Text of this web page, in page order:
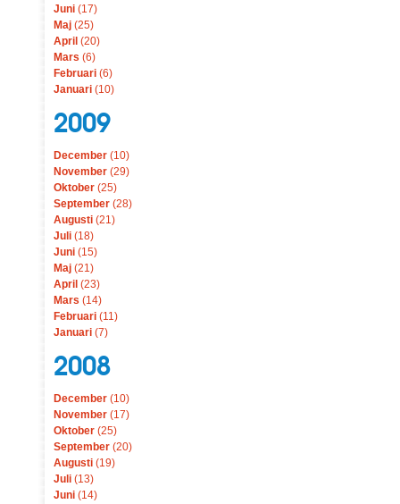
Juni (17)
Maj (25)
April (20)
Mars (6)
Februari (6)
Januari (10)
2009
December (10)
November (29)
Oktober (25)
September (28)
Augusti (21)
Juli (18)
Juni (15)
Maj (21)
April (23)
Mars (14)
Februari (11)
Januari (7)
2008
December (10)
November (17)
Oktober (25)
September (20)
Augusti (19)
Juli (13)
Juni (14)